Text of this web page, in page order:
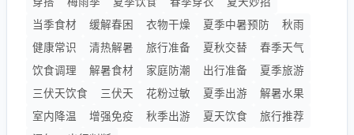
当季食材
缓解春困 衣物干燥 夏季中暑预防
秋雨
健康常识
清热解暑 旅行准备 夏秋交替
春季天气
饮食调理
解暑食材 家庭防潮 出行准备
夏季旅游
三伏天饮食
三伏天 花粉过敏 夏季出游
解暑水果
室内降温
增强免疫 秋季出游 夏天饮食
旅行推荐